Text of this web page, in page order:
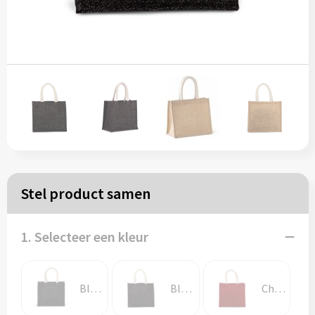
Reistassen
Zakelijk
Rugzakken
Koeltassen
Balpennen
Stel product samen
1. Selecteer een kleur
Black Black / Silver Cherry Red / Gold